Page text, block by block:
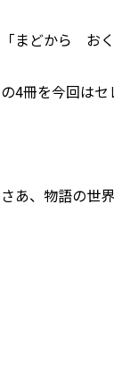
「まどから おく
の4冊を今回はセ
さあ、物語の世